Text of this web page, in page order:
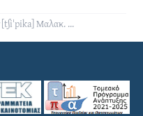
[tʃiˈpika] Μαλακ. ...